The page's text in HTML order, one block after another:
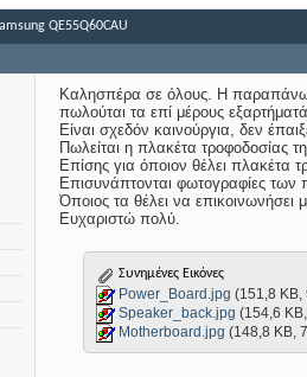
QE55Q60CAU
Καλησπέρα σε όλους. Η παραπάνω
πωλούται τα επί μέρους
Είναι σχεδόν καινούργια, δεν
Πωλείται η πλακέτα τροφοδοσίας
Επίσης για όποιον θέλει πλακέτα
Επισυνάπτονται φωτογραφίες
Όποιος τα θέλει να
Ευχαριστώ πολύ.
Συνημένες Εικόνες
Power_Board.jpg (151,8 KB,
Speaker_back.jpg (154,6 KB,
Motherboard.jpg (148,8 KB, 7